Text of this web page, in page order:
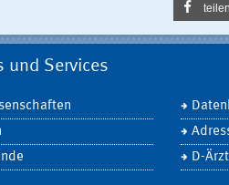
und Services
D-